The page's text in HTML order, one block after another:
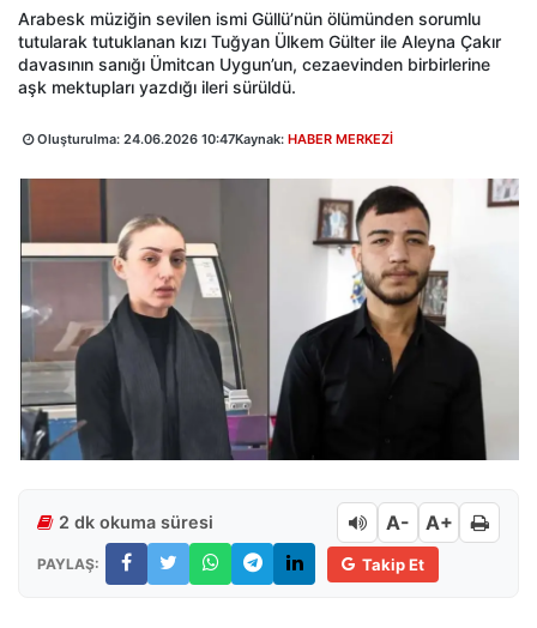
Arabesk müziğin sevilen ismi Güllü’nün ölümünden sorumlu
tutularak tutuklanan kızı Tuğyan Ülkem Gülter ile Aleyna Çakır
davasının sanığı Ümitcan Uygun’un, cezaevinden birbirlerine
aşk mektupları yazdığı ileri sürüldü.
Oluşturulma: 24.06.2026 10:47Kaynak: HABER MERKEZİ
2 dk okuma süresi A- A+
PAYLAŞ: Takip Et